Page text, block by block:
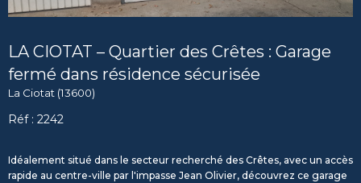
LA CIOTAT – Quartier des Crêtes : Garage
fermé dans résidence sécurisée
La Ciotat (13600)
Réf : 2242
Idéalement situé dans le secteur recherché des Crêtes, avec un accès
rapide au centre-ville par l'impasse Jean Olivier, découvrez ce garage